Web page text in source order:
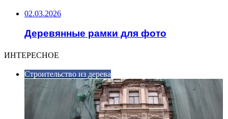
02.03.2026
Деревянные рамки для фото
ИНТЕРЕСНОЕ
Строительство из дерева